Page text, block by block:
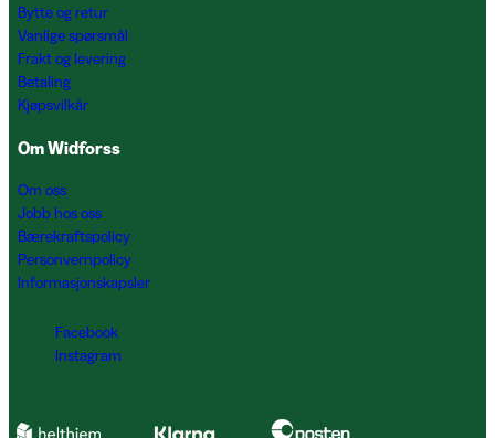
Bytte og retur
Vanlige spørsmål
Frakt og levering
Betaling
Kjøpsvilkår
Om Widforss
Om oss
Jobb hos oss
Bærekraftspolicy
Personvernpolicy
Informasjonskapsler
Facebook
Instagram